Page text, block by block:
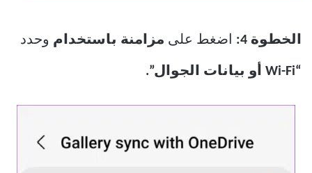
الخطوة 4: اضغط على مزامنة باستخدام وحدد
“Wi-Fi أو بيانات الجوال”.